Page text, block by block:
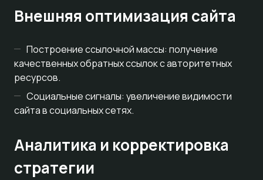
Внешняя оптимизация сайта
Построение ссылочной массы: получение
качественных обратных ссылок с авторитетных
ресурсов.
Социальные сигналы: увеличение видимости
сайта в социальных сетях.
Аналитика и корректировка
стратегии